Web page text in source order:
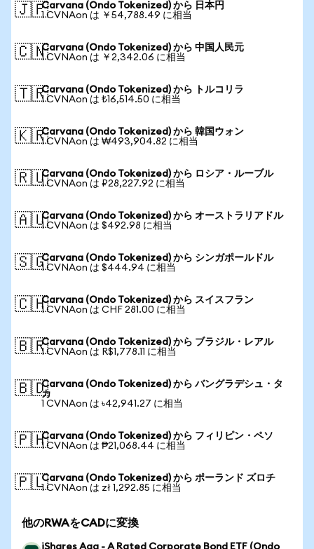
🇯🇵Carvana (Ondo Tokenized) から 日本円
1 CVNAon は ￥54,788.49 に相当
🇨🇳Carvana (Ondo Tokenized) から 中国人民元
1 CVNAon は ￥2,342.06 に相当
🇹🇷Carvana (Ondo Tokenized) から トルコリラ
1 CVNAon は ₺16,514.50 に相当
🇰🇷Carvana (Ondo Tokenized) から 韓国ウォン
1 CVNAon は ₩493,904.82 に相当
🇷🇺Carvana (Ondo Tokenized) から ロシア・ルーブル
1 CVNAon は ₽28,227.92 に相当
🇦🇺Carvana (Ondo Tokenized) から オーストラリアドル
1 CVNAon は $492.98 に相当
🇸🇬Carvana (Ondo Tokenized) から シンガポールドル
1 CVNAon は $444.94 に相当
🇨🇭Carvana (Ondo Tokenized) から スイスフラン
1 CVNAon は CHF 281.00 に相当
🇧🇷Carvana (Ondo Tokenized) から ブラジル・レアル
1 CVNAon は R$1,778.11 に相当
🇧🇩Carvana (Ondo Tokenized) から バングラデシュ・タ
カ
1 CVNAon は ৳42,941.27 に相当
🇵🇭Carvana (Ondo Tokenized) から フィリピン・ペソ
1 CVNAon は ₱21,068.44 に相当
🇵🇱Carvana (Ondo Tokenized) から ポーランド ズロチ
1 CVNAon は zł 1,292.85 に相当
他のRWAをCADに変換
iShares Aaa - A Rated Corporate Bond ETF (Ondo